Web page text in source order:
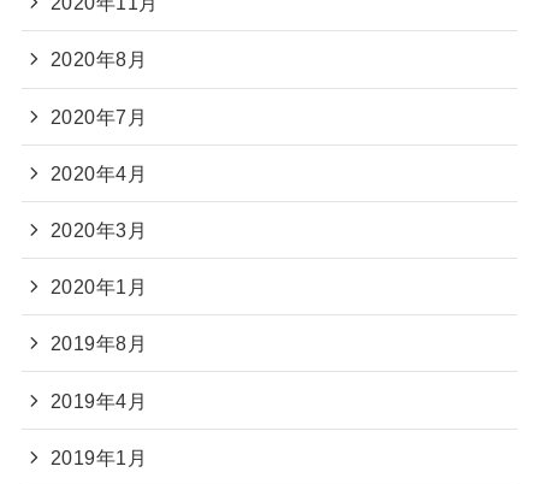
2020年8月
2020年7月
2020年4月
2020年3月
2020年1月
2019年8月
2019年4月
2019年1月